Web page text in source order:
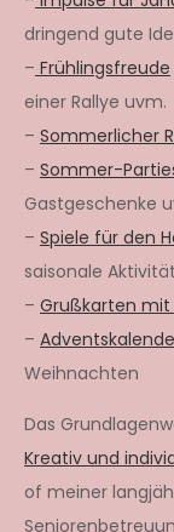
dringend gute
– Frühlingsfreude
einer Rallye uvm.
– Sommerlicher
– Sommer-
Gastgeschenke
– Spiele für den
saisonale
– Grußkarten
–
Weihnachten
Das
Kreativ und
of meiner